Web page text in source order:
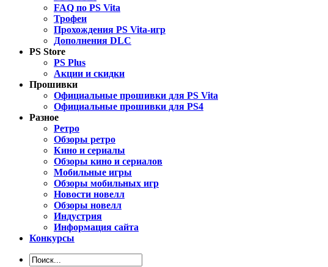
FAQ по PS Vita
Трофеи
Прохождения PS Vita-игр
Дополнения DLC
PS Store
PS Plus
Акции и скидки
Прошивки
Официальные прошивки для PS Vita
Официальные прошивки для PS4
Разное
Ретро
Обзоры ретро
Кино и сериалы
Обзоры кино и сериалов
Мобильные игры
Обзоры мобильных игр
Новости новелл
Обзоры новелл
Индустрия
Информация сайта
Конкурсы